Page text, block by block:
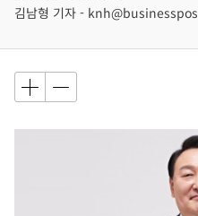
김남형 기자 -